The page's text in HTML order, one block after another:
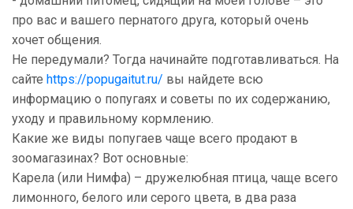
про вас и вашего пернатого друга, который очень
хочет общения.
Не передумали? Тогда начинайте подготавливаться. На
сайте https://popugaitut.ru/ вы найдете всю
информацию о попугаях и советы по их содержанию,
уходу и правильному кормлению.
Какие же виды попугаев чаще всего продают в
зоомагазинах? Вот основные:
Карела (или Нимфа) – дружелюбная птица, чаще всего
лимонного, белого или серого цвета, в два раза